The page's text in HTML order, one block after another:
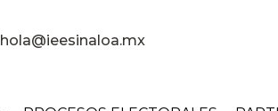
hola@ieesinaloa.mx